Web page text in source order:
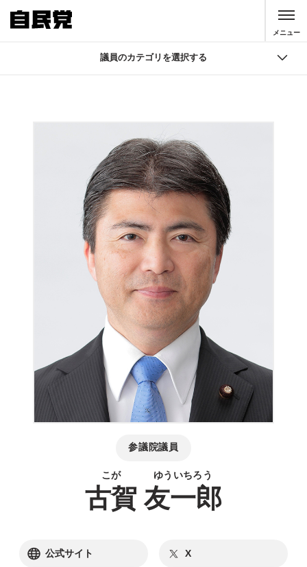
メニュー
議員のカテゴリを選択する
自由民主党 役員
大臣・副大臣・政務官
参議院議員
古賀 友一郎
公式サイト
別ウィンドウリンク
X